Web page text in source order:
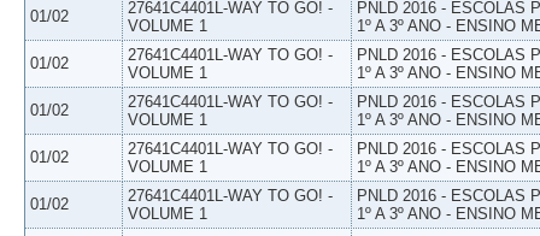
01/02
27641C4401L-WAY TO GO! -
VOLUME 1
PNLD 2016 - ESCOLAS
1º A 3º ANO - ENSINO
01/02
27641C4401L-WAY TO GO! -
VOLUME 1
PNLD 2016 - ESCOLAS
1º A 3º ANO - ENSINO
01/02
27641C4401L-WAY TO GO! -
VOLUME 1
PNLD 2016 - ESCOLAS
1º A 3º ANO - ENSINO
01/02
27641C4401L-WAY TO GO! -
VOLUME 1
PNLD 2016 - ESCOLAS
1º A 3º ANO - ENSINO
01/02
27641C4401L-WAY TO GO! -
VOLUME 1
PNLD 2016 - ESCOLAS
1º A 3º ANO - ENSINO